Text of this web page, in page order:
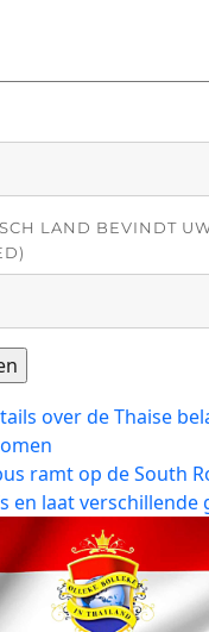
LAND BEVINDT
over de Thaise
ramt op de South
en laat